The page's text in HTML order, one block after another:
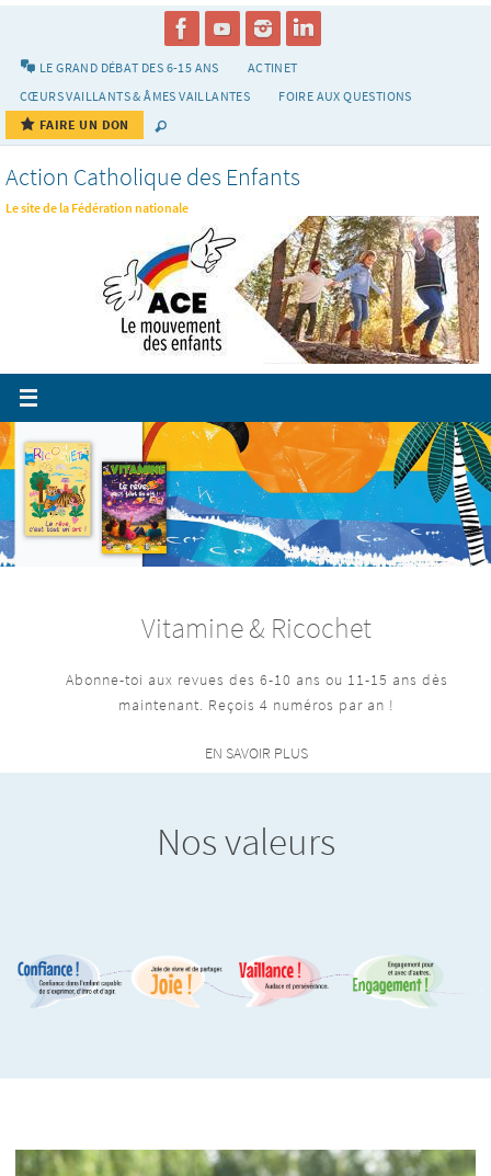
LE GRAND DÉBAT DES 6-15 ANS
ACTINET
CŒURS VAILLANTS & ÂMES VAILLANTES
FOIRE AUX QUESTIONS
FAIRE UN DON
Action Catholique des Enfants
Le site de la Fédération nationale
Vitamine & Ricochet
Abonne-toi aux revues des 6-10 ans ou 11-15 ans dès
maintenant. Reçois 4 numéros par an !
EN SAVOIR PLUS
Nos valeurs